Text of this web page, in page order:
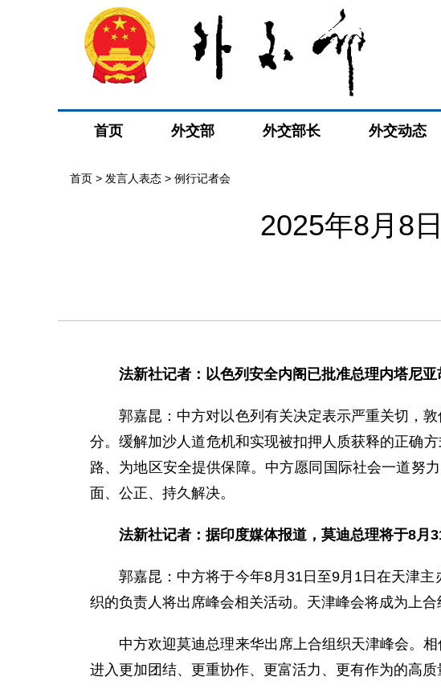
首页 外交部 外交部长 外交动态
首页 > 发言人表态 > 例行记者会
2025年8月8
法新社记者：以色列安全内阁已批准总理内塔尼
郭嘉昆：中方对以色列有关决定表示严重关切，
分。缓解加沙人道危机和实现被扣押人质获释的正确
路、为地区安全提供保障。中方愿同国际社会一道努
面、公正、持久解决。
法新社记者：据印度媒体报道，莫迪总理将于8月
郭嘉昆：中方将于今年8月31日至9月1日在天津
织的负责人将出席峰会相关活动。天津峰会将成为上合
中方欢迎莫迪总理来华出席上合组织天津峰会。
进入更加团结、更重协作、更富活力、更有作为的高质